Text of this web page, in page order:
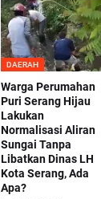
DAERAH
Warga Perumahan
Puri Serang Hijau
Lakukan
Normalisasi Aliran
Sungai Tanpa
Libatkan Dinas LH
Kota Serang, Ada
Apa?